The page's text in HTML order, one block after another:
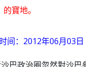
的寶地。
间：2012年06月 03 日